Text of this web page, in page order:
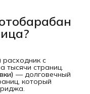
с
тысячи страниц.
— долговечный
который